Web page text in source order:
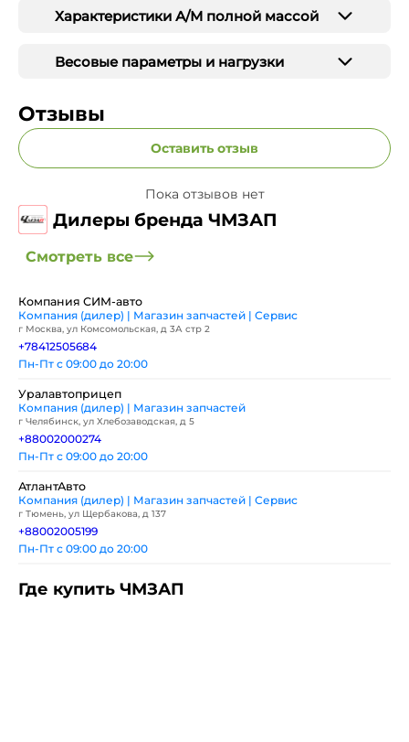
Характеристики А/М полной массой
Весовые параметры и нагрузки
Отзывы
Оставить отзыв
Пока отзывов нет
Дилеры бренда ЧМЗАП
Смотреть все
Компания СИМ-авто
Компания (дилер) | Магазин запчастей | Сервис
г Москва, ул Комсомольская, д 3А стр 2
+78412505684
Пн-Пт с 09:00 до 20:00
Уралавтоприцеп
Компания (дилер) | Магазин запчастей
г Челябинск, ул Хлебозаводская, д 5
+88002000274
Пн-Пт с 09:00 до 20:00
АтлантАвто
Компания (дилер) | Магазин запчастей | Сервис
г Тюмень, ул Щербакова, д 137
+88002005199
Пн-Пт с 09:00 до 20:00
Где купить ЧМЗАП